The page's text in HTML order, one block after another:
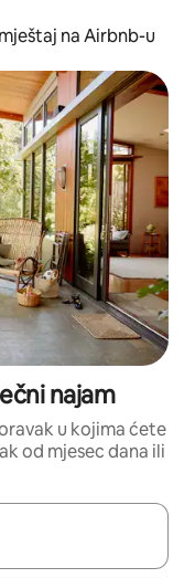
na Airbnb-u
najam
u kojima ćete
od mjesec dana ili
krećete kroz njih